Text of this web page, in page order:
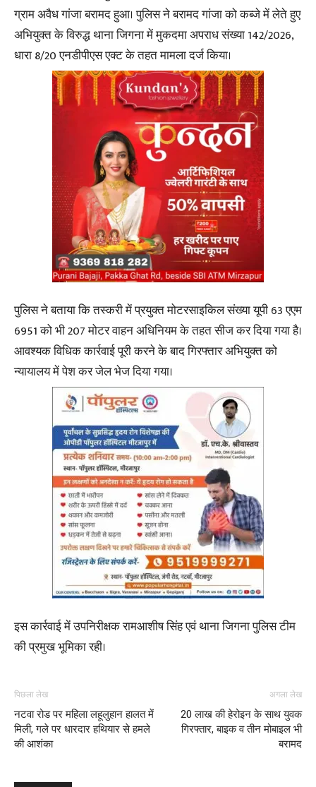
ग्राम अवैध गांजा बरामद हुआ। पुलिस ने बरामद गांजा को कब्जे में लेते हुए
अभियुक्त के विरुद्ध थाना जिगना में मुकदमा अपराध संख्या 142/2026,
धारा 8/20 एनडीपीएस एक्ट के तहत मामला दर्ज किया।
पुलिस ने बताया कि तस्करी में प्रयुक्त मोटरसाइकिल संख्या यूपी 63 एएम
6951 को भी 207 मोटर वाहन अधिनियम के तहत सीज कर दिया गया है।
आवश्यक विधिक कार्रवाई पूरी करने के बाद गिरफ्तार अभियुक्त को
न्यायालय में पेश कर जेल भेज दिया गया।
इस कार्रवाई में उपनिरीक्षक रामआशीष सिंह एवं थाना जिगना पुलिस टीम
की प्रमुख भूमिका रही।
पिछला लेख
नटवा रोड पर महिला लहूलुहान हालत में
मिली, गले पर धारदार हथियार से हमले
की आशंका
अगला लेख
20 लाख की हेरोइन के साथ युवक
गिरफ्तार, बाइक व तीन मोबाइल भी
बरामद